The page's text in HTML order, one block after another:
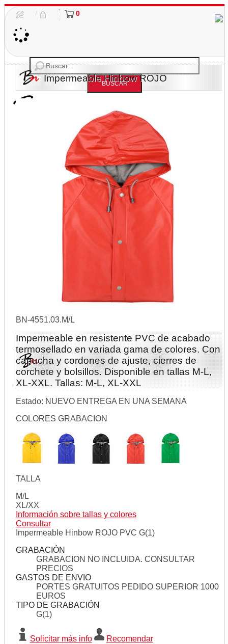
/ 0
Impermeable Hinbow ROJO
BN-4551.03.M/L
Impermeable en resistente PVC de acabado
termosellado en variada gama de colores. Con
capucha y cordones de ajuste, cierres de
corchete y bolsillos. Disponible en tallas M-L,
XL-XXL. Tallas: M-L, XL-XXL
Estado: NUEVOENTREGA EN UNA SEMANA
COLORES GRABACION
TALLA
M/L
XL/XX
Información sobre tallas y colores
Consultar
Impermeable Hinbow ROJO PVC G(1)
GRABACIÓN
GRABACION NO INCLUIDA. CONSULTAR
PRECIOS
GASTOS DE ENVIO
PORTES GRATUITOS PEDIDO SUPERIOR 1000
EUROS
TIPO DE GRABACIÓN
G(1)
Solicitar más info Recomendar